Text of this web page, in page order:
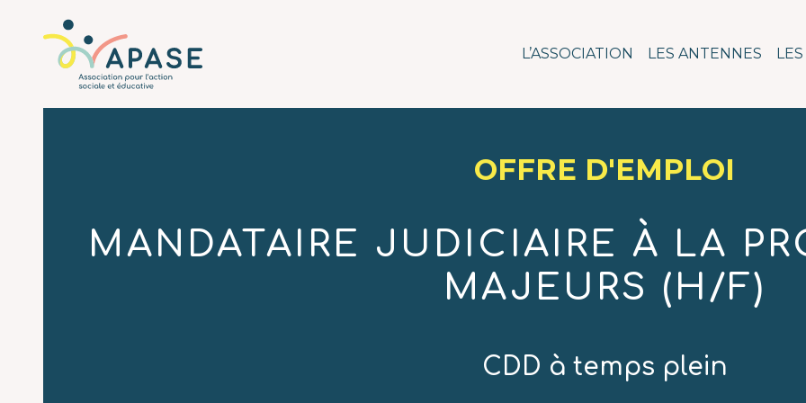
L'APASE
L’ASSOCIATION LES ANTENNES
OFFRE D'EMPLOI
MANDATAIRE JUDICIAIRE À LA
MAJEURS (H/F)
CDD à temps plein